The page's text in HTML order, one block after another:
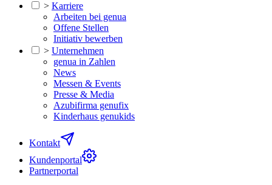
> Karriere
Arbeiten bei genua
Offene Stellen
Initiativ bewerben
> Unternehmen
genua in Zahlen
News
Messen & Events
Presse & Media
Azubifirma genufix
Kinderhaus genukids
Kontakt
Kundenportal
Partnerportal